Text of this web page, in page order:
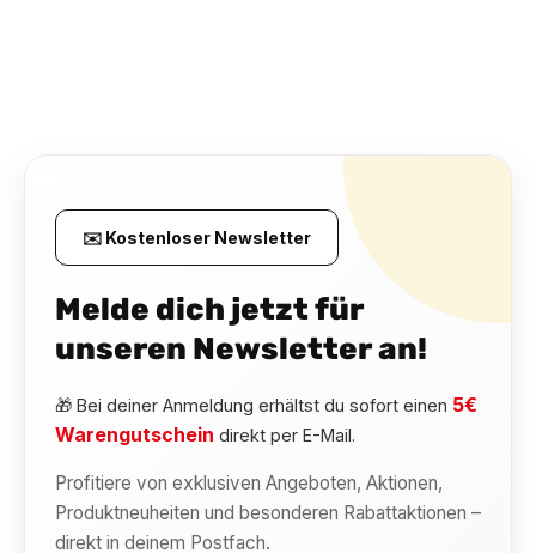
✉️ Kostenloser Newsletter
Melde dich jetzt für
unseren Newsletter an!
🎁 Bei deiner Anmeldung erhältst du sofort einen 5€
Warengutschein direkt per E-Mail.
Profitiere von exklusiven Angeboten, Aktionen,
Produktneuheiten und besonderen Rabattaktionen –
direkt in deinem Postfach.